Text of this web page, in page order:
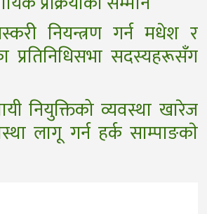
नियन्त्रण गर्न मधेश र
प्रतिनिधिसभा सदस्यहरूसँग
नियुक्तिको व्यवस्था खारेज
लागू गर्न हर्क साम्पाङकाे